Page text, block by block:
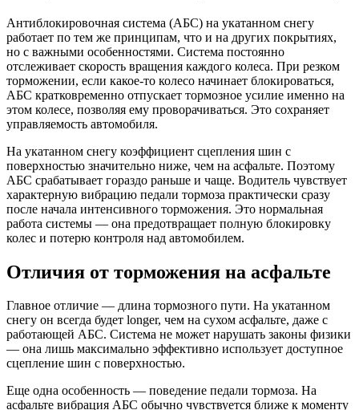
Антиблокировочная система (АБС) на укатанном снегу
работает по тем же принципам, что и на других покрытиях,
но с важными особенностями. Система постоянно
отслеживает скорость вращения каждого колеса. При резком
торможении, если какое-то колесо начинает блокироваться,
АБС кратковременно отпускает тормозное усилие именно на
этом колесе, позволяя ему проворачиваться. Это сохраняет
управляемость автомобиля.
На укатанном снегу коэффициент сцепления шин с
поверхностью значительно ниже, чем на асфальте. Поэтому
АБС срабатывает гораздо раньше и чаще. Водитель чувствует
характерную вибрацию педали тормоза практически сразу
после начала интенсивного торможения. Это нормальная
работа системы — она предотвращает полную блокировку
колес и потерю контроля над автомобилем.
Отличия от торможения на асфальте
Главное отличие — длина тормозного пути. На укатанном
снегу он всегда будет longer, чем на сухом асфальте, даже с
работающей АБС. Система не может нарушать законы физики
— она лишь максимально эффективно использует доступное
сцепление шин с поверхностью.
Еще одна особенность — поведение педали тормоза. На
асфальте вибрация АБС обычно чувствуется ближе к моменту